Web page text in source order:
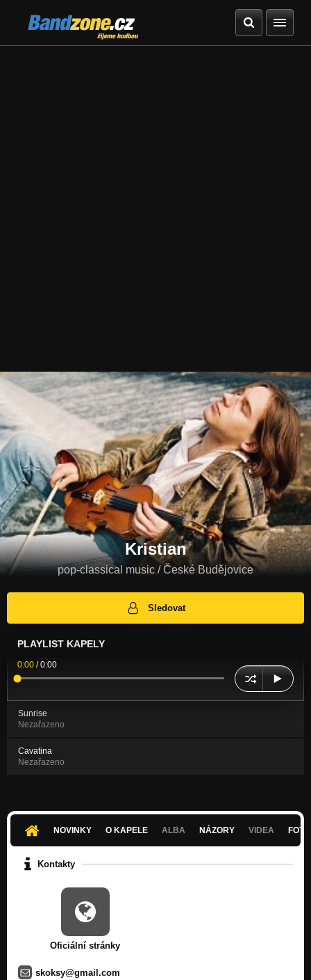
Bandzone.cz
žijeme hudbou
Kristian
pop-classical music / České Budějovice
Sledovat
PLAYLIST KAPELY
0:00 /0:00
Sunrise
Nezařazeno
Cavatina
Nezařazeno
NOVINKY O KAPELE ALBA NÁZORY VIDEA
Kontakty
Oficiální stránky
skoksy@gmail.com